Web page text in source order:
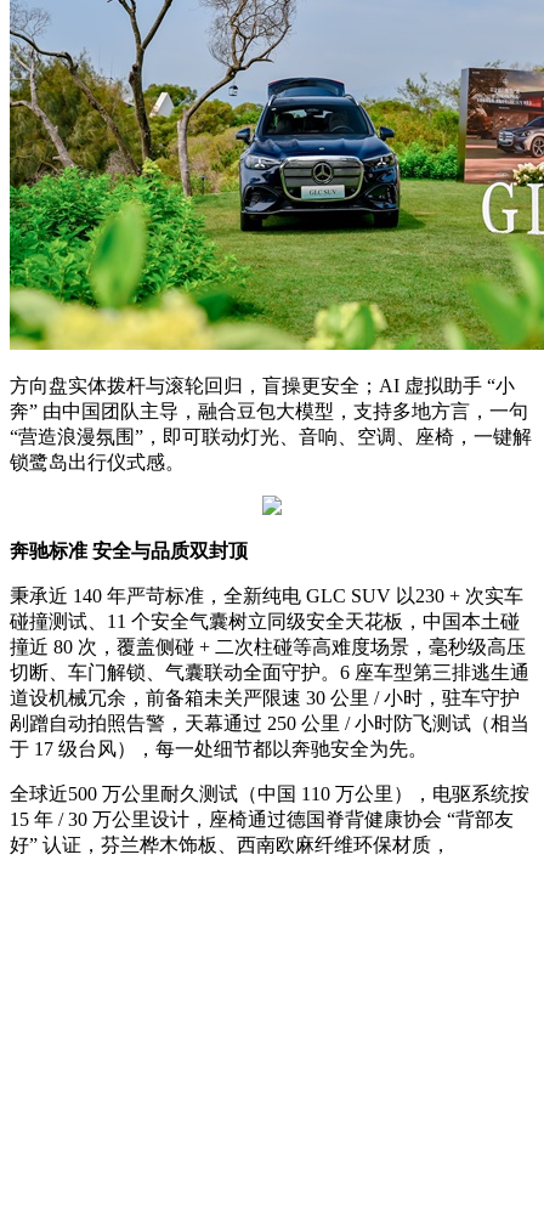
方向盘实体拨杆与滚轮回归，盲操更安全；AI 虚拟助手 “小
奔” 由中国团队主导，融合豆包大模型，支持多地方言，一句
“营造浪漫氛围”，即可联动灯光、音响、空调、座椅，一键解
锁鹭岛出行仪式感。
奔驰标准 安全与品质双封顶
秉承近 140 年严苛标准，全新纯电 GLC SUV 以230 + 次实车
碰撞测试、11 个安全气囊树立同级安全天花板，中国本土碰
撞近 80 次，覆盖侧碰 + 二次柱碰等高难度场景，毫秒级高压
切断、车门解锁、气囊联动全面守护。6 座车型第三排逃生通
道设机械冗余，前备箱未关严限速 30 公里 / 小时，驻车守护
剐蹭自动拍照告警，天幕通过 250 公里 / 小时防飞测试（相当
于 17 级台风），每一处细节都以奔驰安全为先。
全球近500 万公里耐久测试（中国 110 万公里），电驱系统按
15 年 / 30 万公里设计，座椅通过德国脊背健康协会 “背部友
好” 认证，芬兰桦木饰板、西南欧麻纤维环保材质，